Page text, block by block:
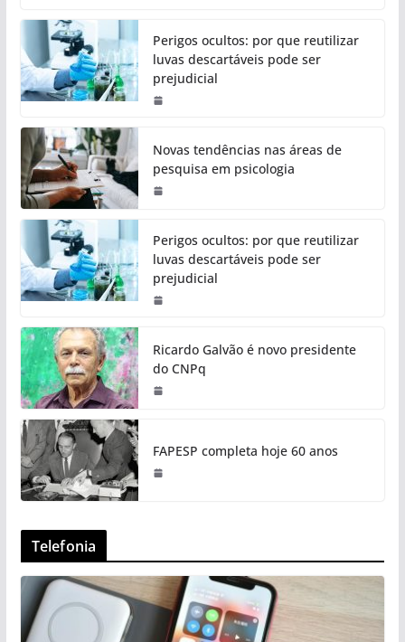
Perigos ocultos: por que reutilizar
luvas descartáveis pode ser
prejudicial
Novas tendências nas áreas de
pesquisa em psicologia
Perigos ocultos: por que reutilizar
luvas descartáveis pode ser
prejudicial
Ricardo Galvão é novo presidente
do CNPq
FAPESP completa hoje 60 anos
Telefonia